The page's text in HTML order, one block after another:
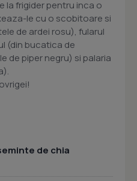
la frigider pentru inca o
le cu o scobitoare si
de ardei rosu), fularul
(din bucatica de
de piper negru) si palaria
de chia